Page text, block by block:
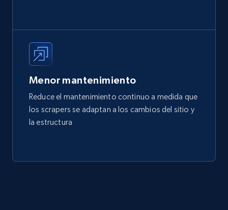
Menor mantenimiento
Reduce el mantenimiento continuo a medida que
los scrapers se adaptan a los cambios del sitio y
la estructura